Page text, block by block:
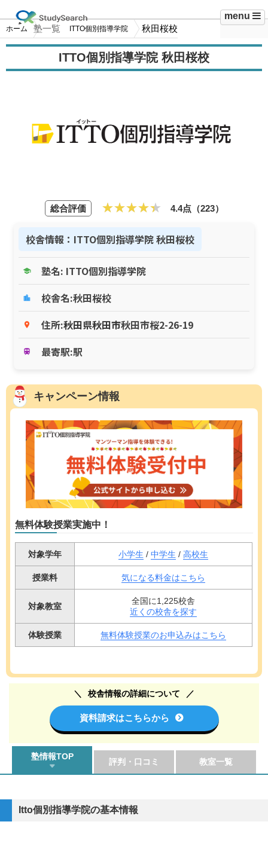
menu
ホーム 塾一覧 ITTO個別指導学院 秋田桜校
ITTO個別指導学院 秋田桜校
総合評価 4.4点（223）
校舎情報：ITTO個別指導学院 秋田桜校
school 塾名: ITTO個別指導学院
location_city 校舎名:秋田桜校
place 住所:秋田県秋田市秋田市桜2-26-19
train 最寄駅:駅
キャンペーン情報
無料体験授業実施中！
対象学年 小学生 /中学生 /高校生
授業料 気になる料金はこちら
対象教室
全国に1,225校舎
近くの校舎を探す
体験授業 無料体験授業のお申込みはこちら
校舎情報の詳細について
資料請求はこちらから
塾情報TOP
評判・口コミ 教室一覧
Itto個別指導学院の基本情報